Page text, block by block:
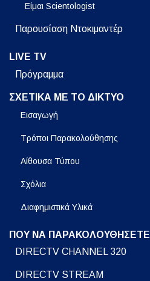
Είμαι Scientologist
Παρουσίαση Ντοκιμαντέρ
LIVE TV
Πρόγραμμα
ΣΧΕΤΙΚΑ ΜΕ ΤΟ ΔΙΚΤΥΟ
Εισαγωγή
Τρόποι Παρακολούθησης
Αίθουσα Τύπου
Σχόλια
Διαφημιστικά Υλικά
ΠΟΥ ΝΑ ΠΑΡΑΚΟΛΟΥΘΗΣΕΤΕ
DIRECTV CHANNEL 320
DIRECTV STREAM